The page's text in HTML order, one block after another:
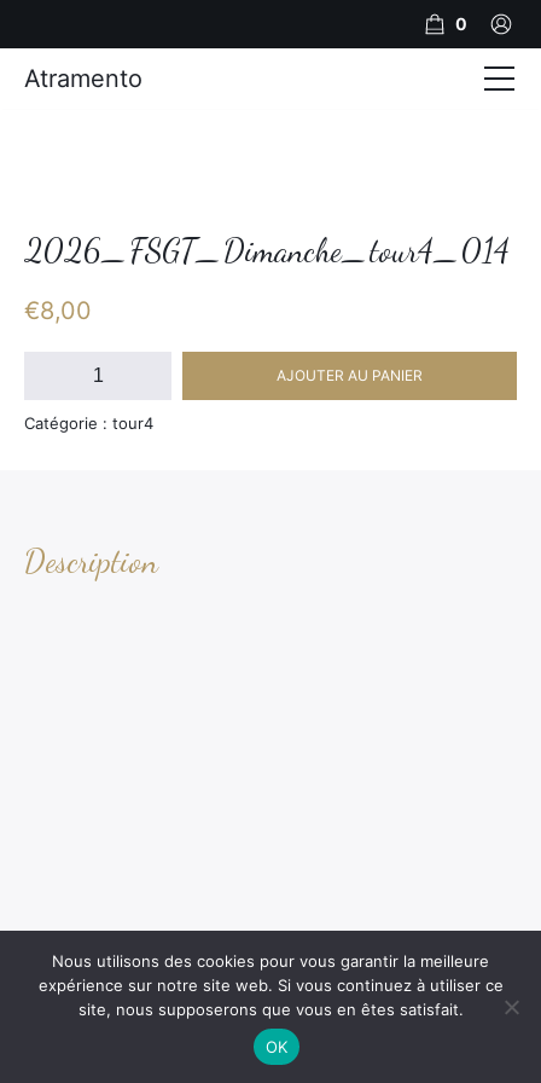
2026_FSGT_Dimanche_tour4_014
€8,00
quantité
2026_FSGT_Dimanche_tour4_014
AJOUTER AU PANIER
Catégorie : tour4
Description
0
Atramento
Photos
Nous utilisons des cookies pour vous garantir la meilleure
expérience sur notre site web. Si vous continuez à utiliser ce
site, nous supposerons que vous en êtes satisfait.
OK